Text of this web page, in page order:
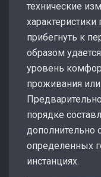
технические
прибегнуть к
образом
уровень
проживания
порядке
дополнительно
определенных
инстанциях.